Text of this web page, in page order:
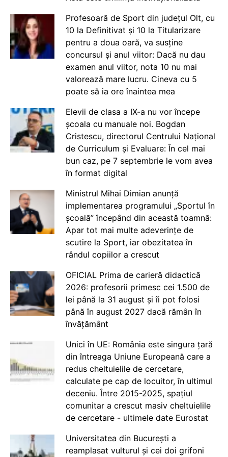
Profesoară de Sport din județul Olt, cu
10 la Definitivat și 10 la Titularizare
pentru a doua oară, va susține
concursul și anul viitor: Dacă nu dau
examen anul viitor, nota 10 nu mai
valorează mare lucru. Cineva cu 5
poate să ia ore înaintea mea
Elevii de clasa a IX-a nu vor începe
școala cu manuale noi. Bogdan
Cristescu, directorul Centrului Național
de Curriculum și Evaluare: În cel mai
bun caz, pe 7 septembrie le vom avea
în format digital
Ministrul Mihai Dimian anunță
implementarea programului „Sportul în
școală” începând din această toamnă:
Apar tot mai multe adeverințe de
scutire la Sport, iar obezitatea în
rândul copiilor a crescut
OFICIAL Prima de carieră didactică
2026: profesorii primesc cei 1.500 de
lei până la 31 august și îi pot folosi
până în august 2027 dacă rămân în
învățământ
Unici în UE: România este singura țară
din întreaga Uniune Europeană care a
redus cheltuielile de cercetare,
calculate pe cap de locuitor, în ultimul
deceniu. Între 2015-2025, spațiul
comunitar a crescut masiv cheltuielile
de cercetare - ultimele date Eurostat
Universitatea din București a
reamplasat vulturul și cei doi grifoni